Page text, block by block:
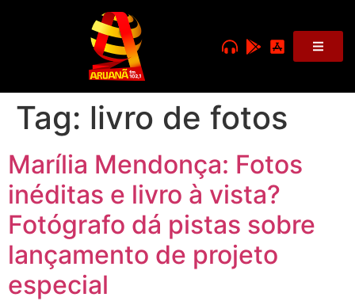
Tag: livro de fotos
Marília Mendonça: Fotos
inéditas e livro à vista?
Fotógrafo dá pistas sobre
lançamento de projeto
especial